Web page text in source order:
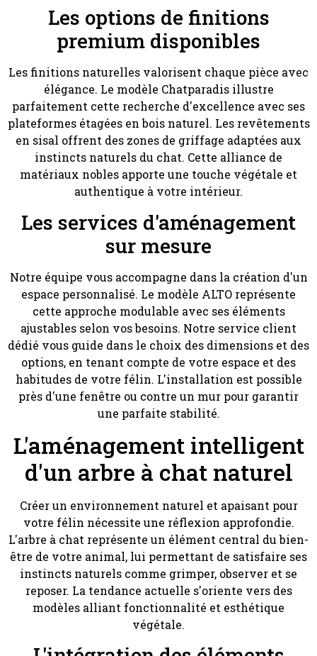
Les options de finitions
premium disponibles
Les finitions naturelles valorisent chaque pièce avec
élégance. Le modèle Chatparadis illustre
parfaitement cette recherche d'excellence avec ses
plateformes étagées en bois naturel. Les revêtements
en sisal offrent des zones de griffage adaptées aux
instincts naturels du chat. Cette alliance de
matériaux nobles apporte une touche végétale et
authentique à votre intérieur.
Les services d'aménagement
sur mesure
Notre équipe vous accompagne dans la création d'un
espace personnalisé. Le modèle ALTO représente
cette approche modulable avec ses éléments
ajustables selon vos besoins. Notre service client
dédié vous guide dans le choix des dimensions et des
options, en tenant compte de votre espace et des
habitudes de votre félin. L'installation est possible
près d'une fenêtre ou contre un mur pour garantir
une parfaite stabilité.
L'aménagement intelligent
d'un arbre à chat naturel
Créer un environnement naturel et apaisant pour
votre félin nécessite une réflexion approfondie.
L'arbre à chat représente un élément central du bien-
être de votre animal, lui permettant de satisfaire ses
instincts naturels comme grimper, observer et se
reposer. La tendance actuelle s'oriente vers des
modèles alliant fonctionnalité et esthétique
végétale.